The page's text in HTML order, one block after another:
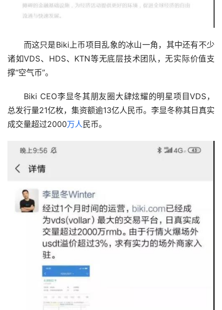
而这只是Biki上币项目乱象的冰山一角，其中还有不少
诸如VDS、HDS、KTN等无底层技术团队，无实际价值支
撑“空气币”。
Biki CEO李显冬其朋友圈大肆炫耀的明星项目VDS，
总发行量21亿枚，集资额逾13亿人民币。李显冬称其日真实
成交量超过2000万人民币。